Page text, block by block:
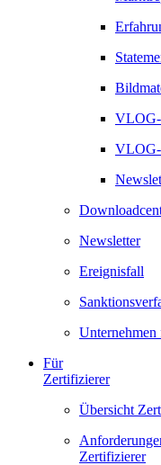
VLOG-
Newsletter
Ereignisfall
Für
Zertifizierer
Übersicht
Zertifizierer